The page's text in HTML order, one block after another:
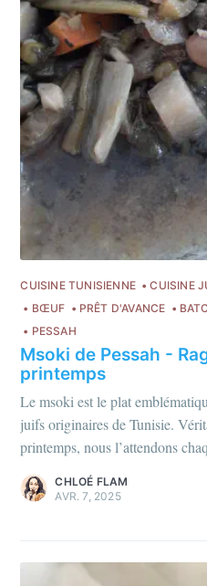
CUISINE TUNISIENNE CUISINE
BŒUF
PRÊT D'AVANCE
PESSAH
Msoki de Pessah -
printemps
Le msoki est le plat
juifs originaires de Tunisie.
printemps, nous l’attendons
CHLOÉ FLAM
AVR. 7, 2025